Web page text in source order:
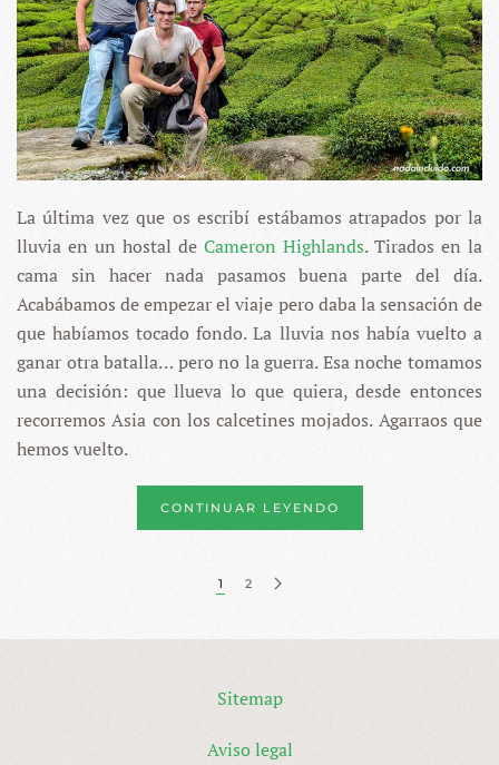
La última vez que os escribí estábamos atrapados por la
lluvia en un hostal de Cameron Highlands. Tirados en la
cama sin hacer nada pasamos buena parte del día.
Acabábamos de empezar el viaje pero daba la sensación de
que habíamos tocado fondo. La lluvia nos había vuelto a
ganar otra batalla… pero no la guerra. Esa noche tomamos
una decisión: que llueva lo que quiera, desde entonces
recorremos Asia con los calcetines mojados. Agarraos que
hemos vuelto.
CONTINUAR LEYENDO
1 2
Sitemap
Aviso legal